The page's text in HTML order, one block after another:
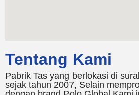
Tentang Kami
Pabrik Tas yang berlokasi di
sejak tahun 2007, Selain